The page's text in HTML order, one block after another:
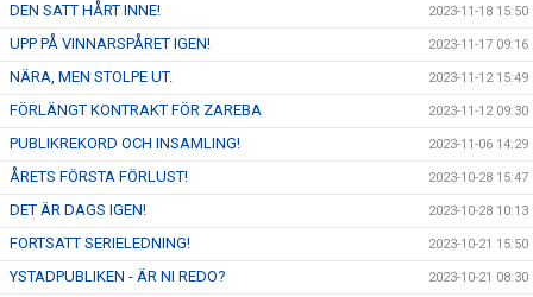
DEN SATT HÅRT INNE! 2023-11-18 15:50
UPP PÅ VINNARSPÅRET IGEN! 2023-11-17 09:16
NÄRA, MEN STOLPE UT. 2023-11-12 15:49
FÖRLÄNGT KONTRAKT FÖR ZAREBA 2023-11-12 09:30
PUBLIKREKORD OCH INSAMLING! 2023-11-06 14:29
ÅRETS FÖRSTA FÖRLUST! 2023-10-28 15:47
DET ÄR DAGS IGEN! 2023-10-28 10:13
FORTSATT SERIELEDNING! 2023-10-21 15:50
YSTADPUBLIKEN - ÄR NI REDO? 2023-10-21 08:30